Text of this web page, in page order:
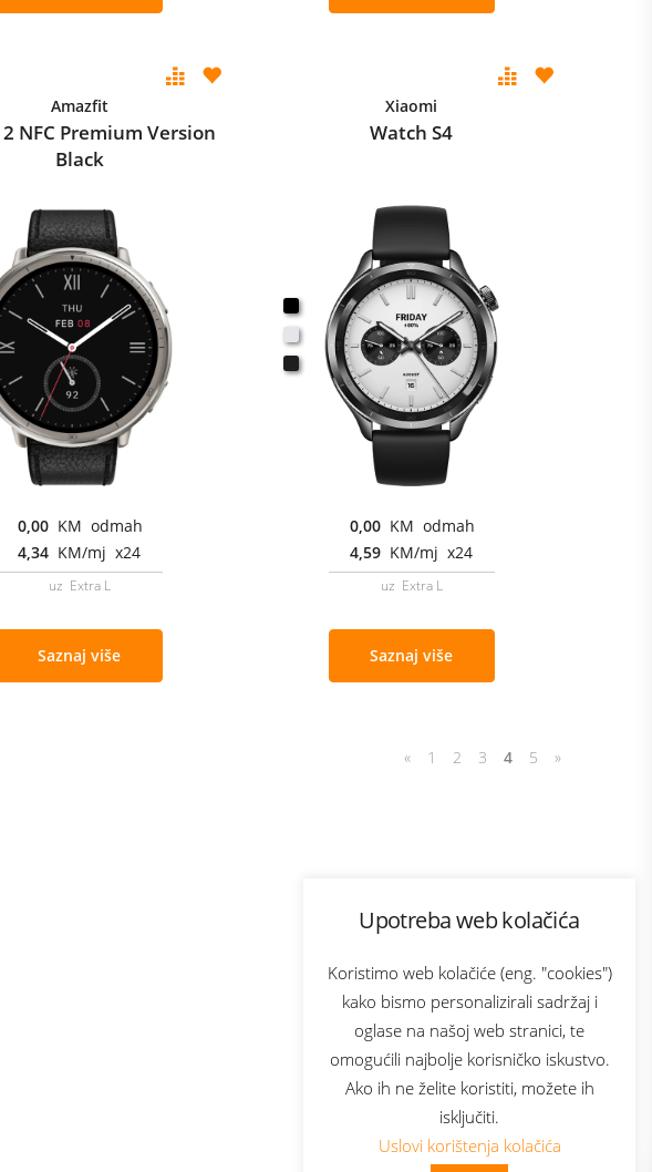
Upotreba web kolačića
Koristimo web kolačiće (eng. "cookies")
kako bismo personalizirali sadržaj i
oglase na našoj web stranici, te
omogućili najbolje korisničko iskustvo.
Ako ih ne želite koristiti, možete ih
isključiti.
Uslovi korištenja kolačića
Amazfit
NFC Premium Version
Black
0,00 KM odmah
4,34 KM/mj x24
uz Extra L
Saznaj više
Xiaomi
Watch S4
0,00 KM odmah
4,59 KM/mj x24
uz Extra L
Saznaj više
« 1 2 3 4 5 »
Bonus plus
Prijava za newsletter